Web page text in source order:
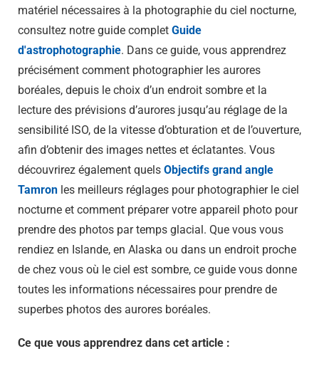
matériel nécessaires à la photographie du ciel nocturne,
consultez notre guide complet Guide
d'astrophotographie. Dans ce guide, vous apprendrez
précisément comment photographier les aurores
boréales, depuis le choix d’un endroit sombre et la
lecture des prévisions d’aurores jusqu’au réglage de la
sensibilité ISO, de la vitesse d’obturation et de l’ouverture,
afin d’obtenir des images nettes et éclatantes. Vous
découvrirez également quels Objectifs grand angle
Tamron les meilleurs réglages pour photographier le ciel
nocturne et comment préparer votre appareil photo pour
prendre des photos par temps glacial. Que vous vous
rendiez en Islande, en Alaska ou dans un endroit proche
de chez vous où le ciel est sombre, ce guide vous donne
toutes les informations nécessaires pour prendre de
superbes photos des aurores boréales.
Ce que vous apprendrez dans cet article :